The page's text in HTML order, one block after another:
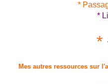
*
*
*
Mes autres ressources sur